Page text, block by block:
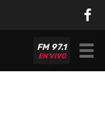
FM 97.1
EN VIVO